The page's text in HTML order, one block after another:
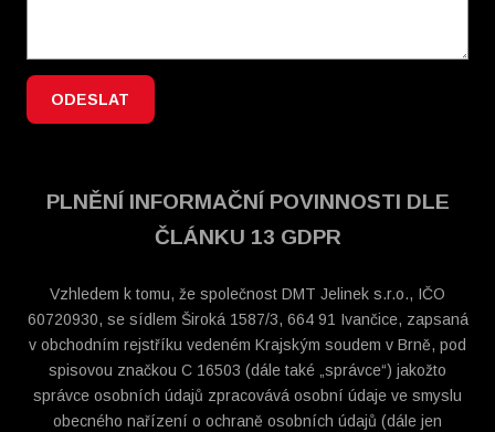
ODESLAT
PLNĚNÍ INFORMAČNÍ POVINNOSTI DLE
ČLÁNKU 13 GDPR
Vzhledem k tomu, že společnost DMT Jelinek s.r.o., IČO
60720930, se sídlem Široká 1587/3, 664 91 Ivančice, zapsaná
v obchodním rejstříku vedeném Krajským soudem v Brně, pod
spisovou značkou C 16503 (dále také „správce“) jakožto
správce osobních údajů zpracovává osobní údaje ve smyslu
obecného nařízení o ochraně osobních údajů (dále jen